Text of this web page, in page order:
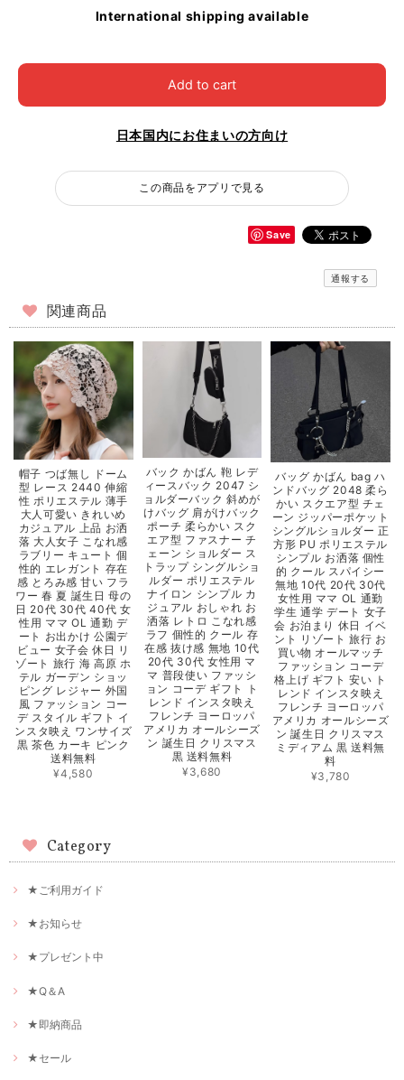
International shipping available
Add to cart
日本国内にお住まいの方向け
この商品をアプリで見る
Save
通報する
関連商品
帽子 つば無し ドーム
型 レース 2440 伸縮
性 ポリエステル 薄手
大人可愛い きれいめ
カジュアル 上品 お洒
落 大人女子 こなれ感
ラブリー キュート 個
性的 エレガント 存在
感 とろみ感 甘い フラ
ワー 春 夏 誕生日 母の
日 20代 30代 40代 女
性用 ママ OL 通勤 デ
ート お出かけ 公園デ
ビュー 女子会 休日 リ
ゾート 旅行 海 高原 ホ
テル ガーデン ショッ
ピング レジャー 外国
風 ファッション コー
デ スタイル ギフト イ
ンスタ映え ワンサイズ
黒 茶色 カーキ ピンク
送料無料
¥4,580
バック かばん 鞄 レデ
ィースバック 2047 シ
ョルダーバック 斜めが
けバッグ 肩がけバック
ポーチ 柔らかい スク
エア型 ファスナー チ
ェーン ショルダー ス
トラップ シングルショ
ルダー ポリエステル
ナイロン シンプル カ
ジュアル おしゃれ お
洒落 レトロ こなれ感
ラフ 個性的 クール 存
在感 抜け感 無地 10代
20代 30代 女性用 マ
マ 普段使い ファッシ
ョン コーデ ギフト ト
レンド インスタ映え
フレンチ ヨーロッパ
アメリカ オールシーズ
ン 誕生日 クリスマス
黒 送料無料
¥3,680
バッグ かばん bag ハ
ンドバッグ 2048 柔ら
かい スクエア型 チェ
ーン ジッパーポケット
シングルショルダー 正
方形 PU ポリエステル
シンプル お洒落 個性
的 クール スパイシー
無地 10代 20代 30代
女性用 ママ OL 通勤
学生 通学 デート 女子
会 お泊まり 休日 イベ
ント リゾート 旅行 お
買い物 オールマッチ
ファッション コーデ
格上げ ギフト 安い ト
レンド インスタ映え
フレンチ ヨーロッパ
アメリカ オールシーズ
ン 誕生日 クリスマス
ミディアム 黒 送料無
料
¥3,780
Category
★ご利用ガイド
★お知らせ
★プレゼント中
★Q＆A
★即納商品
★セール